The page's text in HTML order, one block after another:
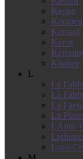
Keope
Keraben
Kerasol
Keros
Klinker
L
La
La
La
La
LAntic
Love